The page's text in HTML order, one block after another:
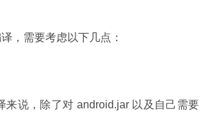
，需要考虑以下几点：
来说，除了对 android.jar 以及自己需要